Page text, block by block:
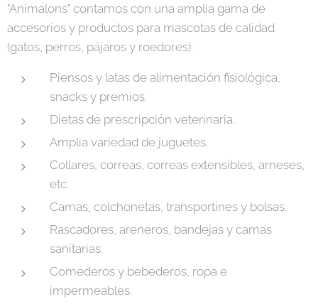
"Animalons" contamos con una amplia gama de
accesorios y productos para mascotas de calidad
(gatos, perros, pájaros y roedores):
Piensos y latas de alimentación fisiológica,
snacks y premios.
Dietas de prescripción veterinaria.
Amplia variedad de juguetes.
Collares, correas, correas extensibles, arneses,
etc.
Camas, colchonetas, transportines y bolsas.
Rascadores, areneros, bandejas y camas
sanitarias.
Comederos y bebederos, ropa e
impermeables.